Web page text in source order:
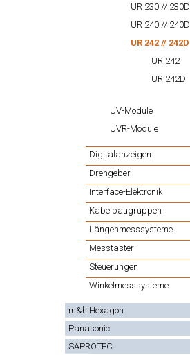
UR 230 // 230D
UR 240 // 240D
UR 242 // 242D
UR 242
UR 242D
UV-Module
UVR-Module
Digitalanzeigen
Drehgeber
Interface-Elektronik
Kabelbaugruppen
Längenmesssysteme
Messtaster
Steuerungen
Winkelmesssysteme
m&h Hexagon
Panasonic
SAPROTEC